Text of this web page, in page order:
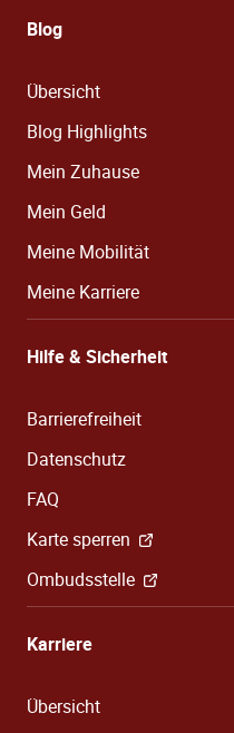
Blog
Übersicht
Blog Highlights
Mein Zuhause
Mein Geld
Meine Mobilität
Meine Karriere
Hilfe & Sicherheit
Barrierefreiheit
Datenschutz
FAQ
Karte sperren
Ombudsstelle
Karriere
Übersicht